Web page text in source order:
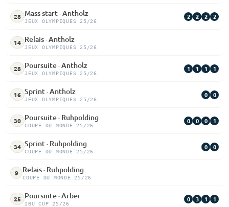
28 Mass start · Antholz
JEUX OLYMPIQUES 25/26
2 2 2 2
14 Relais · Antholz
JEUX OLYMPIQUES 25/26
28 Poursuite · Antholz
JEUX OLYMPIQUES 25/26
1 1 1 1
16 Sprint · Antholz
JEUX OLYMPIQUES 25/26
0 0
30 Poursuite · Ruhpolding
COUPE DU MONDE 25/26
0 0 0 1
34 Sprint · Ruhpolding
COUPE DU MONDE 25/26
0 0
9 Relais · Ruhpolding
COUPE DU MONDE 25/26
25 Poursuite · Arber
IBU CUP 25/26
0 3 1 1